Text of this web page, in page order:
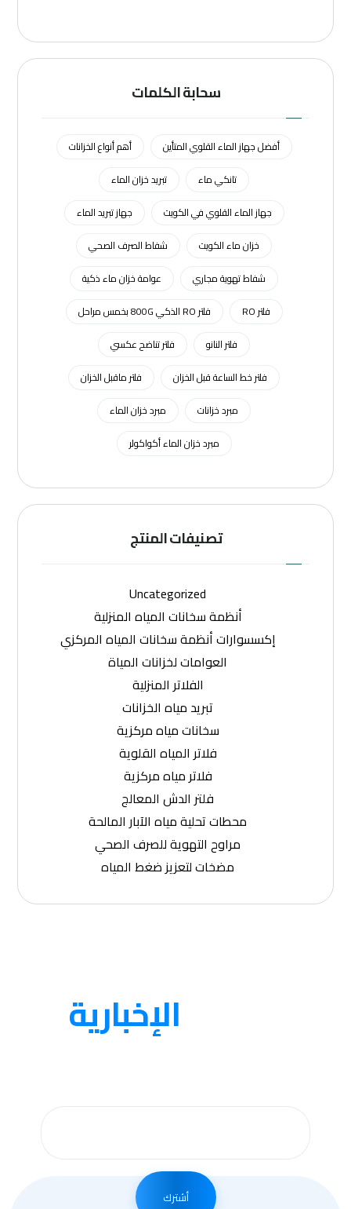
سحابة الكلمات
أفضل جهاز الماء القلوي المتأين
أهم أنواع الخزانات
تانكي ماء
تبريد خزان الماء
جهاز الماء القلوي في الكويت
جهاز تبريد الماء
خزان ماء الكويت
شفاط الصرف الصحي
شفاط تهوية مجاري
عوامة خزان ماء ذكية
فلتر RO
فلتر RO الذكي 800G بخمس مراحل
فلتر النانو
فلتر تناضح عكسي
فلتر خط الساعة قبل الخزان
فلتر ماقبل الخزان
مبرد خزانات
مبرد خزان الماء
مبرد خزان الماء أكواكولر
تصنيفات المنتج
Uncategorized
أنظمة سخانات المياه المنزلية
إكسسوارات أنظمة سخانات المياه المركزي
العوامات لخزانات المياة
الفلاتر المنزلية
تبريد مياه الخزانات
سخانات مياه مركزية
فلاتر المياه القلوية
فلاتر مياه مركزية
فلتر الدش المعالج
محطات تحلية مياه الآبار المالحة
مراوح التهوية للصرف الصحي
مضخات لتعزيز ضغط المياه
الإخبارية
أشترك